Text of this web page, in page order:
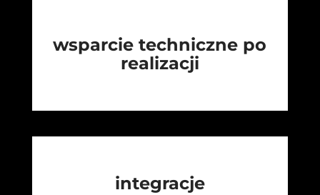
wsparcie techniczne po
realizacji
integracje